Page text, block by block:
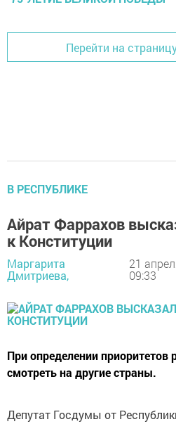
Перейти на
В РЕСПУБЛИКЕ
Айрат Фаррахов
к Конституции
Маргарита
Дмитриева,
21
09:33
При определении приоритетов
смотреть на другие страны.
Депутат Госдумы от